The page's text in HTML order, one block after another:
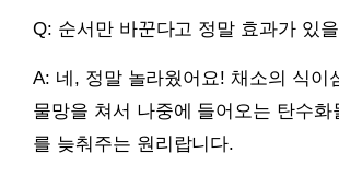
Q: 순서만 바꾼다고 정말 효과가 있
A: 네, 정말 놀라웠어요! 채소의 식이
물망을 쳐서 나중에 들어오는 탄수화
를 늦춰주는 원리랍니다.